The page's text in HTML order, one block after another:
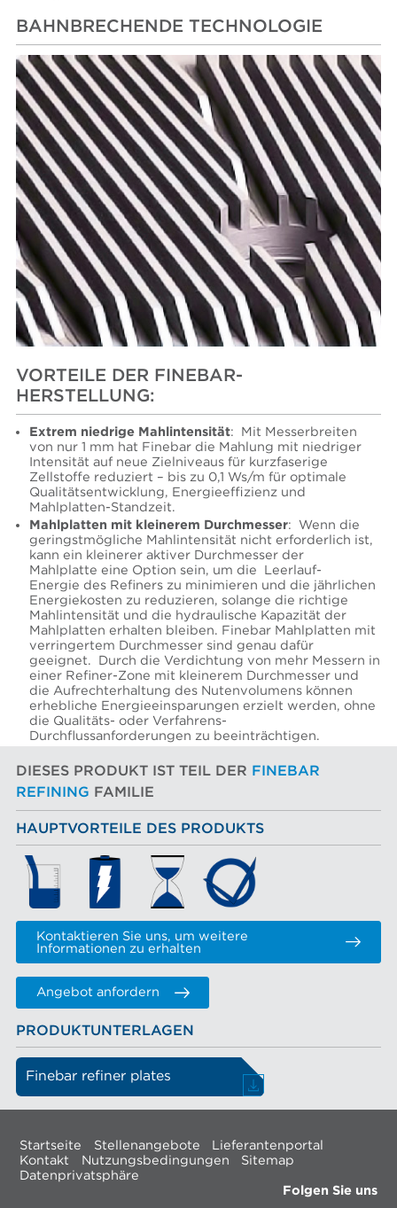
BAHNBRECHENDE TECHNOLOGIE
VORTEILE DER FINEBAR-
HERSTELLUNG:
Extrem niedrige Mahlintensität: Mit Messerbreiten
von nur 1 mm hat Finebar die Mahlung mit niedriger
Intensität auf neue Zielniveaus für kurzfaserige
Zellstoffe reduziert – bis zu 0,1 Ws/m für optimale
Qualitätsentwicklung, Energieeffizienz und
Mahlplatten-Standzeit.
Mahlplatten mit kleinerem Durchmesser: Wenn die
geringstmögliche Mahlintensität nicht erforderlich ist,
kann ein kleinerer aktiver Durchmesser der
Mahlplatte eine Option sein, um die Leerlauf-
Energie des Refiners zu minimieren und die jährlichen
Energiekosten zu reduzieren, solange die richtige
Mahlintensität und die hydraulische Kapazität der
Mahlplatten erhalten bleiben. Finebar Mahlplatten mit
verringertem Durchmesser sind genau dafür
geeignet. Durch die Verdichtung von mehr Messern in
einer Refiner-Zone mit kleinerem Durchmesser und
die Aufrechterhaltung des Nutenvolumens können
erhebliche Energieeinsparungen erzielt werden, ohne
die Qualitäts- oder Verfahrens-
Durchflussanforderungen zu beeinträchtigen.
DIESES PRODUKT IST TEIL DER FINEBAR
REFINING FAMILIE
HAUPTVORTEILE DES PRODUKTS
Kontaktieren Sie uns, um weitere
Informationen zu erhalten
Angebot anfordern
PRODUKTUNTERLAGEN
Finebar refiner plates
Startseite Stellenangebote
Lieferantenportal
Kontakt
Nutzungsbedingungen
Sitemap
Datenprivatsphäre
Folgen Sie uns